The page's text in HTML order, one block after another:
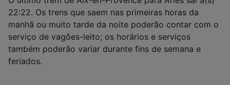
22:22. Os trens que saem nas primeiras horas da
manhã ou muito tarde da noite poderão contar com o
serviço de vagões-leito; os horários e serviços
também poderão variar durante fins de semana e
feriados.